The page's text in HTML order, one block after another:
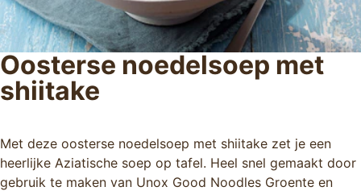
Oosterse noedelsoep met
shiitake
Met deze oosterse noedelsoep met shiitake zet je een
heerlijke Aziatische soep op tafel. Heel snel gemaakt door
gebruik te maken van Unox Good Noodles Groente en